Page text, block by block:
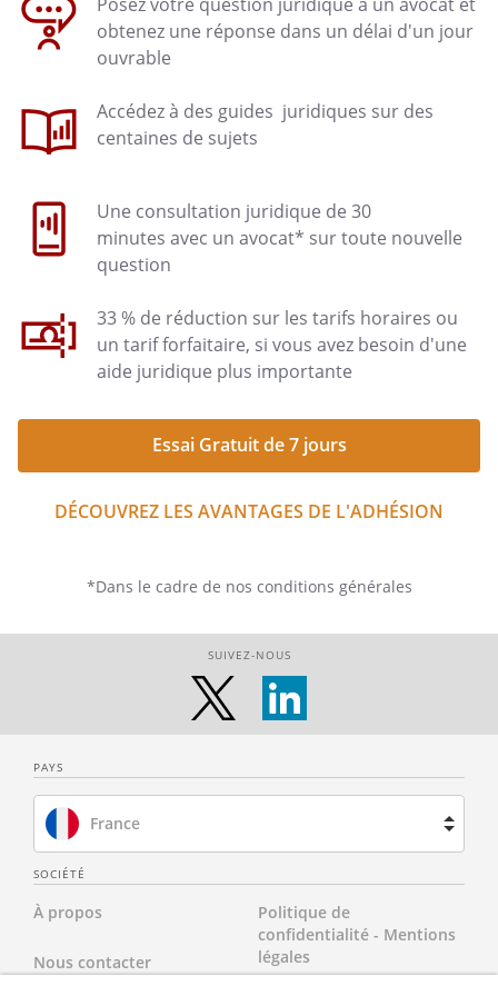
obtenez une réponse dans un délai d'un jour
ouvrable
Accédez à des guides juridiques sur des
centaines de sujets
Une consultation juridique de 30
minutes avec un avocat* sur toute nouvelle
question
33 % de réduction sur les tarifs horaires ou
un tarif forfaitaire, si vous avez besoin d'une
aide juridique plus importante
Essai Gratuit de 7 jours
DÉCOUVREZ LES AVANTAGES DE L'ADHÉSION
*Dans le cadre de nos conditions générales
SUIVEZ-NOUS
PAYS
France
Espagne
Pays-Bas
SOCIÉTÉ
À propos
Nous contacter
Politique de
confidentialité - Mentions
légales